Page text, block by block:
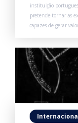
instituição
pretende tornar as
capazes de gerar